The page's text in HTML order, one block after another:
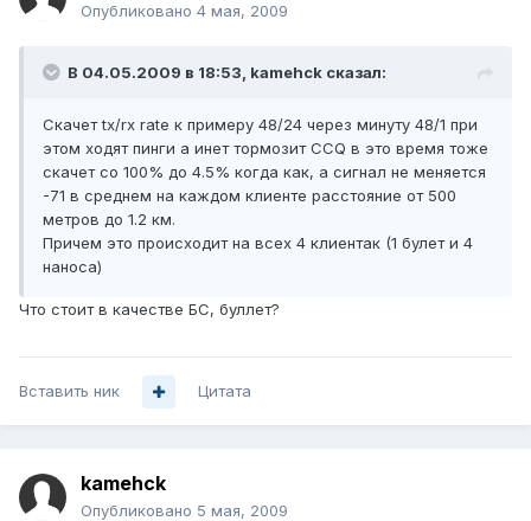
Опубликовано 4 мая, 2009
В 04.05.2009 в 18:53, kamehck сказал:
Скачет tx/rx rate к примеру 48/24 через минуту 48/1 при
этом ходят пинги а инет тормозит CCQ в это время тоже
скачет со 100% до 4.5% когда как, а сигнал не меняется
-71 в среднем на каждом клиенте расстояние от 500
метров до 1.2 км.
Причем это происходит на всех 4 клиентак (1 булет и 4
наноса)
Что стоит в качестве БС, буллет?
Вставить ник Цитата
kamehck
Опубликовано 5 мая, 2009